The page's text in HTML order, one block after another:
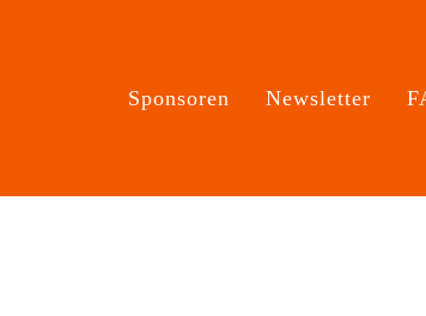
Sponsoren Newsletter